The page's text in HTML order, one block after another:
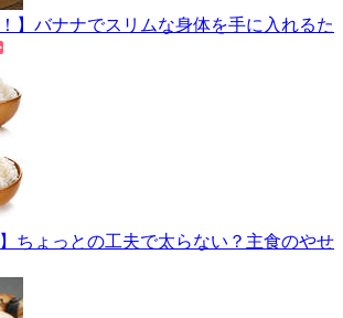
】バナナでスリムな身体を手に入れるた
ちょっとの工夫で太らない？主食のやせ